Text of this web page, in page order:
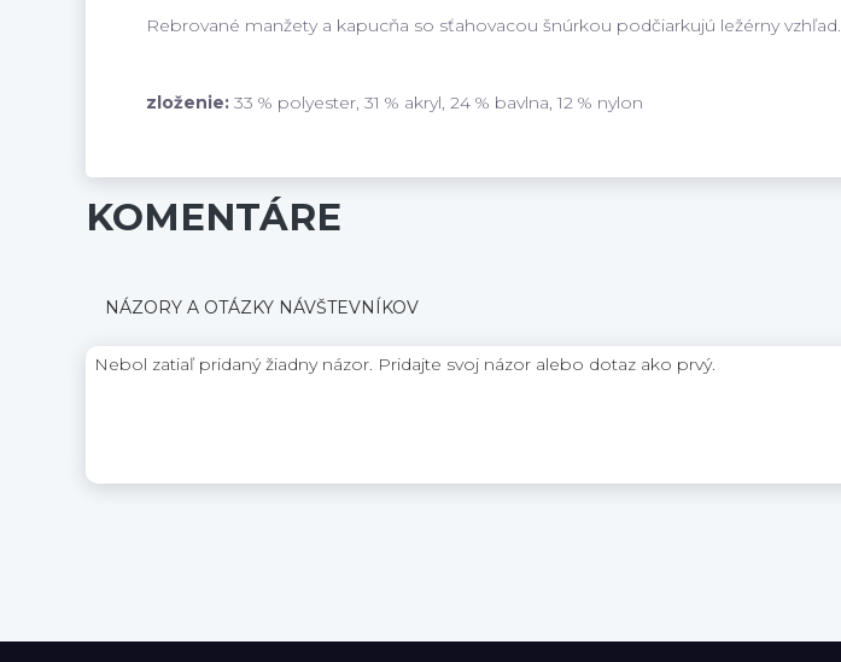
Rebrované manžety a kapucňa so sťahovacou šnúrkou podčiarkujú ležérny vzhľad.
zloženie:33 % polyester, 31 % akryl, 24 % bavlna, 12 % nylon
KOMENTÁRE
NÁZORY A OTÁZKY NÁVŠTEVNÍKOV
Nebol zatiaľ pridaný žiadny názor. Pridajte svoj názor alebo dotaz ako prvý.